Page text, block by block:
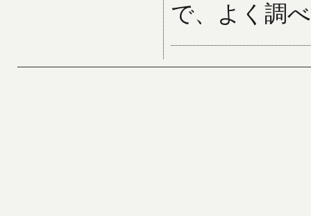
で、よく調